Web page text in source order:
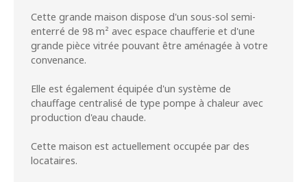
Cette grande maison dispose d'un sous-sol semi-
enterré de 98 m² avec espace chaufferie et d'une
grande pièce vitrée pouvant être aménagée à votre
convenance.
Elle est également équipée d'un système de
chauffage centralisé de type pompe à chaleur avec
production d'eau chaude.
Cette maison est actuellement occupée par des
locataires.